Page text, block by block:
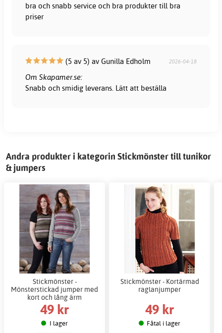
bra och snabb service och bra produkter till bra
priser
(5 av 5) av Gunilla Edholm 2026-04-18
Om Skapamer.se:
Snabb och smidig leverans. Lätt att beställa
Andra produkter i kategorin Stickmönster till tunikor
& jumpers
Stickmönster -
Mönsterstickad jumper med
kort och lång ärm
49 kr
I lager
Stickmönster - Kortärmad
raglanjumper
49 kr
Fåtal i lager